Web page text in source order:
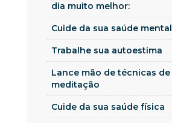
dia muito melhor:
Cuide da sua saúde mental
Trabalhe sua autoestima
Lance mão de técnicas de
meditação
Cuide da sua saúde física